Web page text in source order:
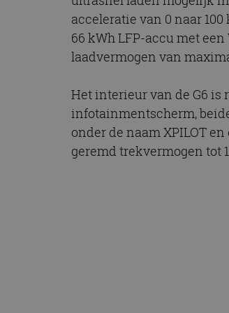
acceleratie van 0 naar
66 kWh LFP-accu met
laadvermogen van
Het interieur van de G6 is
infotainmentscherm,
onder de naam XPILOT
geremd trekvermogen tot